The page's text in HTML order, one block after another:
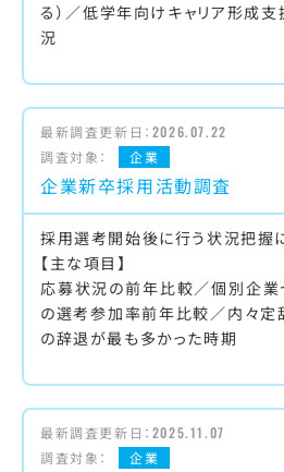
る）／低学年向けキャリア形成
況
最新調査更新日： 2026.07.22
調査対象：
企業
企業新卒採用活動調査
採用選考開始後に行う状況把握
【主な項目】
応募状況の前年比較／個別企業
の選考参加率前年比較／内々定
の辞退が最も多かった時期
最新調査更新日： 2025.11.07
調査対象：
企業